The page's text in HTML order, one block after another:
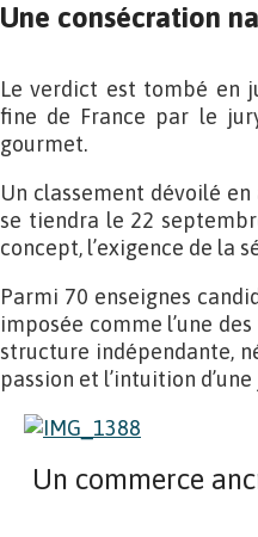
Une consécration
Le verdict est tombé en
fine de France par le
gourmet.
Un classement dévoilé
se tiendra le 22
concept, l’exigence de la
Parmi 70 enseignes
imposée comme l’une
structure indépendante,
passion et l’intuition
Un commerce